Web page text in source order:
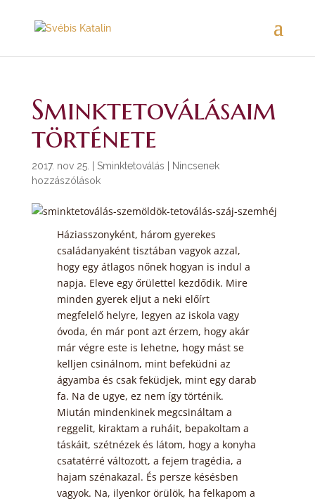
Sminktetoválásaim
története
2017. nov 25. Sminktetoválás
Nincsenek
hozzászólások
Háziasszonyként, három gyerekes
családanyaként tisztában vagyok azzal,
hogy egy átlagos nőnek hogyan is indul a
napja. Eleve egy őrülettel kezdődik. Mire
minden gyerek eljut a neki előírt
megfelelő helyre, legyen az iskola vagy
óvoda, én már pont azt érzem, hogy akár
már végre este is lehetne, hogy mást se
kelljen csinálnom, mint befeküdni az
ágyamba és csak feküdjek, mint egy darab
fa. Na de ugye, ez nem így történik.
Miután mindenkinek megcsináltam a
reggelit, kiraktam a ruháit, bepakoltam a
táskáit, szétnézek és látom, hogy a konyha
csatatérré változott, a fejem tragédia, a
hajam szénakazal. És persze késésben
vagyok. Na, ilyenkor örülök, ha felkapom a